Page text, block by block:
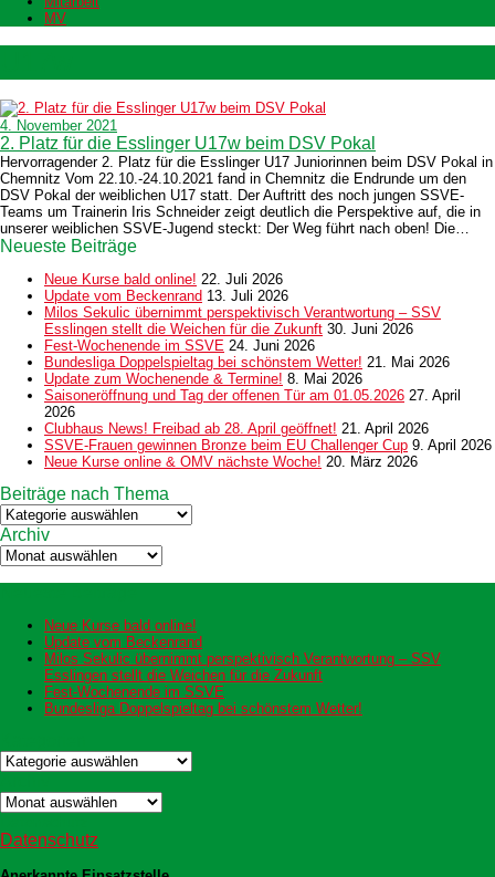
MV
4. November 2021
2. Platz für die Esslinger U17w beim DSV Pokal
Hervorragender 2. Platz für die Esslinger U17 Juniorinnen beim DSV Pokal in
Chemnitz Vom 22.10.-24.10.2021 fand in Chemnitz die Endrunde um den
DSV Pokal der weiblichen U17 statt. Der Auftritt des noch jungen SSVE-
Teams um Trainerin Iris Schneider zeigt deutlich die Perspektive auf, die in
unserer weiblichen SSVE-Jugend steckt: Der Weg führt nach oben! Die…
Neueste Beiträge
Neue Kurse bald online! 22. Juli 2026
Update vom Beckenrand 13. Juli 2026
Milos Sekulic übernimmt perspektivisch Verantwortung – SSV
Esslingen stellt die Weichen für die Zukunft 30. Juni 2026
Fest-Wochenende im SSVE 24. Juni 2026
Bundesliga Doppelspieltag bei schönstem Wetter! 21. Mai 2026
Update zum Wochenende & Termine! 8. Mai 2026
Saisoneröffnung und Tag der offenen Tür am 01.05.2026 27. April
2026
Clubhaus News! Freibad ab 28. April geöffnet! 21. April 2026
SSVE-Frauen gewinnen Bronze beim EU Challenger Cup 9. April 2026
Neue Kurse online & OMV nächste Woche! 20. März 2026
Beiträge nach Thema
Beiträge
nach
Thema
Archiv
Archiv
Neue Kurse bald online!
Update vom Beckenrand
Milos Sekulic übernimmt perspektivisch Verantwortung – SSV
Esslingen stellt die Weichen für die Zukunft
Fest-Wochenende im SSVE
Bundesliga Doppelspieltag bei schönstem Wetter!
Kategorien
Archiv
Datenschutz